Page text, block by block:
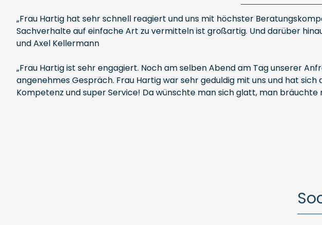
„Frau Hartig hat sehr schnell reagiert und uns mit höchster
Sachverhalte auf einfache Art zu vermitteln ist großartig. Und darüber
und Axel Kellermann
„Frau Hartig ist sehr engagiert. Noch am selben Abend am Tag unserer
angenehmes Gespräch. Frau Hartig war sehr geduldig mit uns und hat
Kompetenz und super Service! Da wünschte man sich glatt, man